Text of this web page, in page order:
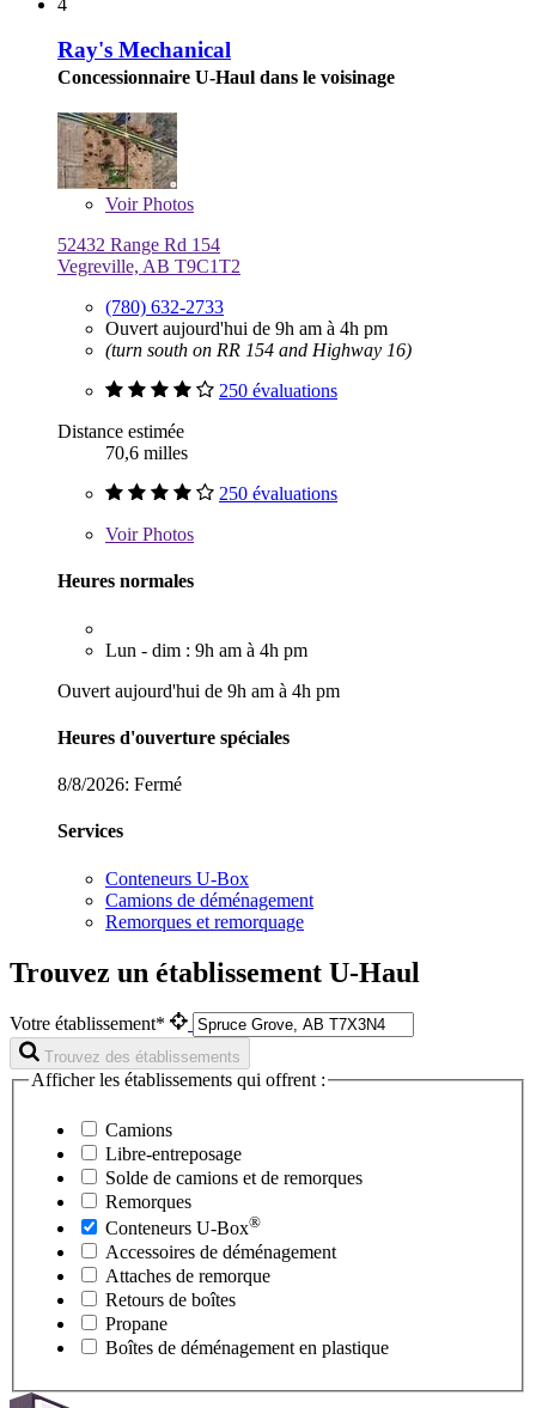
Ray's Mechanical
Concessionnaire U-Haul dans le voisinage
VoirPhotos
52432 Range Rd 154
Vegreville, AB T9C1T2
(780) 632-2733
Ouvert aujourd'hui de 9h am à 4h pm
(turn south on RR 154 and Highway 16)
250 évaluations
Distance estimée
70,6 milles
250 évaluations
VoirPhotos
Heures normales
Lun - dim : 9h am à 4h pm
Ouvert aujourd'hui de 9h am à 4h pm
Heures d'ouverture spéciales
8/8/2026: Fermé
Services
Conteneurs U-Box
Camions de déménagement
Remorques et remorquage
Trouvez un établissement U-Haul
Votre établissement*
Trouvez des établissements
Afficher les établissements qui offrent :
Camions
Libre-entreposage
Solde de camions et de remorques
Remorques
Conteneurs U-Box®
Accessoires de déménagement
Attaches de remorque
Retours de boîtes
Propane
Boîtes de déménagement en plastique